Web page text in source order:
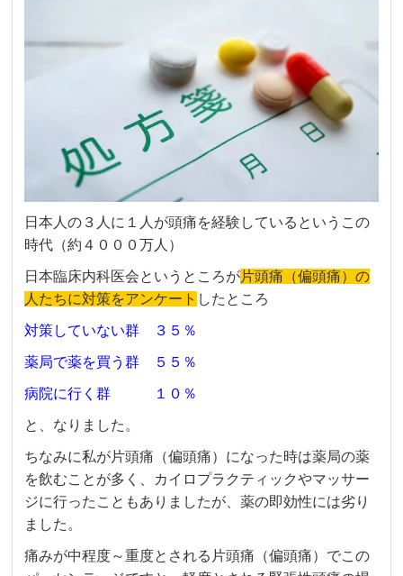
日本人の３人に１人が頭痛を経験しているというこの
時代（約４０００万人）
日本臨床内科医会というところが片頭痛（偏頭痛）の
人たちに対策をアンケート したところ
対策していない群 ３５％
薬局で薬を買う群 ５５％
病院に行く群 １０％
と、なりました。
ちなみに私が片頭痛（偏頭痛）になった時は薬局の薬
を飲むことが多く、カイロプラクティックやマッサー
ジに行ったこともありましたが、薬の即効性には劣り
ました。
痛みが中程度～重度とされる片頭痛（偏頭痛）でこの